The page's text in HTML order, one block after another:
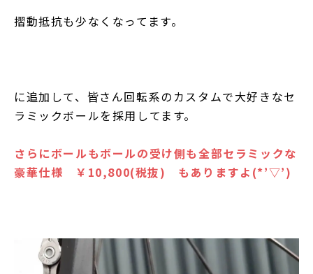
摺動抵抗も少なくなってます。
に追加して、皆さん回転系のカスタムで大好きなセ
ラミックボールを採用してます。
さらにボールもボールの受け側も全部セラミックな
豪華仕様 ￥10,800(税抜) もありますよ(*’▽’)